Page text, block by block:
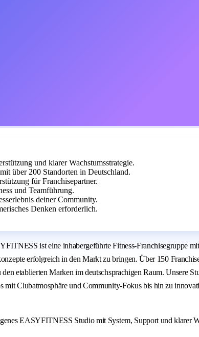
und klarer Wachstumsstrategie.
über 200 Standorten in Deutschland.
für Franchisepartner.
und Teamführung.
deiner Community.
Denken erforderlich.
ist eine inhabergeführte Fitness-Franchisegruppe
erfolgreich in den Markt zu bringen. Über 150
etablierten Marken im deutschsprachigen Raum. Unsere
mit Clubatmosphäre und Community-Fokus bis hin zu
EASYFITNESS Studio mit System, Support und klarer